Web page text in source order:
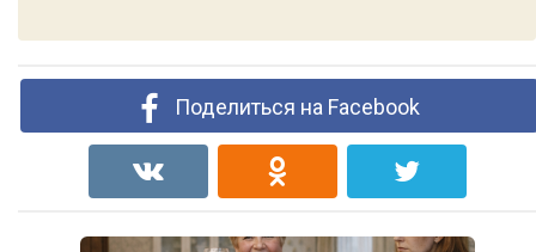
Поделиться на Facebook